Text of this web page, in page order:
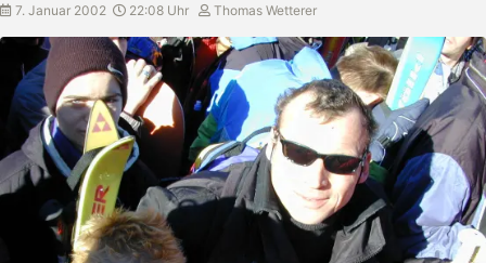
7. Januar 2002 22:08 Uhr Thomas Wetterer